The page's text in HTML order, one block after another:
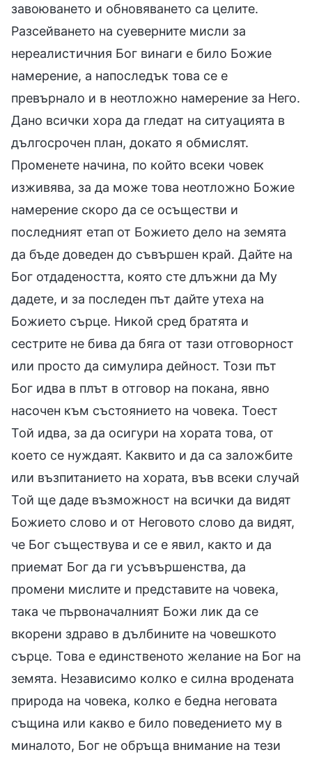
завоюването и обновяването са целите.
Разсейването на суеверните мисли за
нереалистичния Бог винаги е било Божие
намерение, а напоследък това се е
превърнало и в неотложно намерение за Него.
Дано всички хора да гледат на ситуацията в
дългосрочен план, докато я обмислят.
Променете начина, по който всеки човек
изживява, за да може това неотложно Божие
намерение скоро да се осъществи и
последният етап от Божието дело на земята
да бъде доведен до съвършен край. Дайте на
Бог отдадеността, която сте длъжни да Му
дадете, и за последен път дайте утеха на
Божието сърце. Никой сред братята и
сестрите не бива да бяга от тази отговорност
или просто да симулира дейност. Този път
Бог идва в плът в отговор на покана, явно
насочен към състоянието на човека. Тоест
Той идва, за да осигури на хората това, от
което се нуждаят. Каквито и да са заложбите
или възпитанието на хората, във всеки случай
Той ще даде възможност на всички да видят
Божието слово и от Неговото слово да видят,
че Бог съществува и се е явил, както и да
приемат Бог да ги усъвършенства, да
промени мислите и представите на човека,
така че първоначалният Божи лик да се
вкорени здраво в дълбините на човешкото
сърце. Това е единственото желание на Бог на
земята. Независимо колко е силна вродената
природа на човека, колко е бедна неговата
същина или какво е било поведението му в
миналото, Бог не обръща внимание на тези